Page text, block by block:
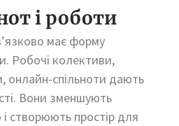
і роботи
має форму
Робочі колективи,
онлайн-спільноти дають
Вони зменшують
і створюють простір для